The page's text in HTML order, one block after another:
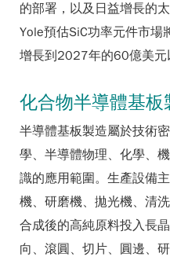
的部署，以及日益增長的
Yole預估SiC功率元件市場
增長到2027年的60億美元
化合物半導體基
半導體基板製造屬於技術
學、半導體物理、化學、
識的應用範圍。生產設備
機、研磨機、拋光機、清
合成後的高純原料投入長
向、滾圓、切片、圓邊、